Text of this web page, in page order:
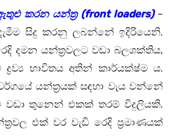
කරන යන්ත්‍ර (front loaders)–
සිදු කරනු ලබන්නේ ඉදිරියෙනි.
දමන යන්ත්‍රවලට වඩා බලශක්‌තිය,
භාවිතය අතින් කාර්යක්‌ෂ්ම ය.
යන්ත්‍රයක්‌ සඳහා වැය වන්නේ
වඩා තුනෙන් එකක්‌ තරම් විදුලියකි.
එක්‌ වර වැඩි රෙදි ප්‍රමාණයක්‌